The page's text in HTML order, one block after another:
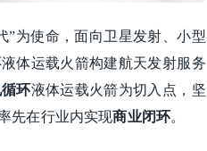
”为使命，面向卫星发射、小型
体运载火箭构建航天发射服务
环液体运载火箭为切入点，坚
先在行业内实现商业闭环。